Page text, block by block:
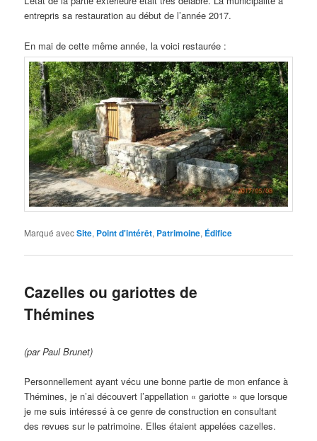
entrepris sa restauration au début de l’année 2017.
En mai de cette même année, la voici restaurée :
Marqué avecSite, Point d'intérêt, Patrimoine, Édifice
Cazelles ou gariottes de
Thémines
(par Paul Brunet)
Personnellement ayant vécu une bonne partie de mon enfance à
Thémines, je n’ai découvert l’appellation « gariotte » que lorsque
je me suis intéressé à ce genre de construction en consultant
des revues sur le patrimoine. Elles étaient appelées cazelles.